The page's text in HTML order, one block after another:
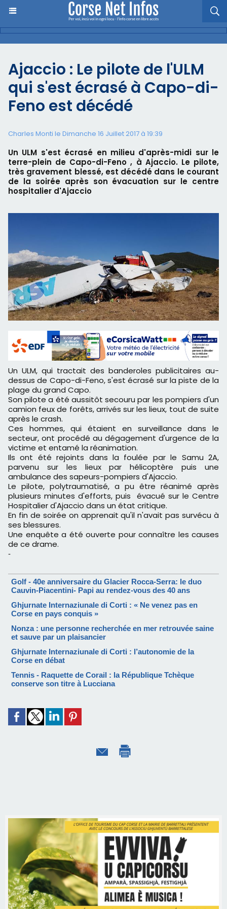
Ajaccio : Le pilote de l'ULM
qui s'est écrasé à Capo-di-
Feno est décédé
Charles Monti le Dimanche 16 Juillet 2017 à 19:39
Un ULM s'est écrasé en milieu d'après-midi sur le
terre-plein de Capo-di-Feno , à Ajaccio. Le pilote,
très gravement blessé, est décédé dans le courant
de la soirée après son évacuation sur le centre
hospitalier d'Ajaccio
Un ULM, qui tractait des banderoles publicitaires au-
dessus de Capo-di-Feno, s'est écrasé sur la piste de la
plage du grand Capo.
Son pilote a été aussitôt secouru par les pompiers d'un
camion feux de forêts, arrivés sur les lieux, tout de suite
après le crash.
Ces hommes, qui étaient en surveillance dans le
secteur, ont procédé au dégagement d'urgence de la
victime et entamé la réanimation.
Ils ont été rejoints dans la foulée par le Samu 2A,
parvenu sur les lieux par hélicoptère puis une
ambulance des sapeurs-pompiers d'Ajaccio.
Le pilote, polytraumatisé, a pu être réanimé après
plusieurs minutes d'efforts, puis évacué sur le Centre
Hospitalier d'Ajaccio dans un état critique.
En fin de soirée on apprenait qu'il n'avait pas survécu à
ses blessures.
Une enquête a été ouverte pour connaître les causes
de ce drame.
-
Golf - 40e anniversaire du Glacier Rocca-Serra: le duo
Cauvin-Piacentini- Papi au rendez-vous des 40 ans
Ghjurnate Internaziunale di Corti : « Ne venez pas en
Corse en pays conquis »
Nonza : une personne recherchée en mer retrouvée saine
et sauve par un plaisancier
Ghjurnate Internaziunale di Corti : l’autonomie de la
Corse en débat
Tennis - Raquette de Corail : la République Tchèque
conserve son titre à Lucciana